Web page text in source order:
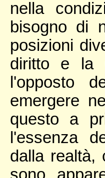
nella
bisogno di
posizioni
diritto e la
l'opposto
emergere
questo a
l'essenza
dalla realtà,